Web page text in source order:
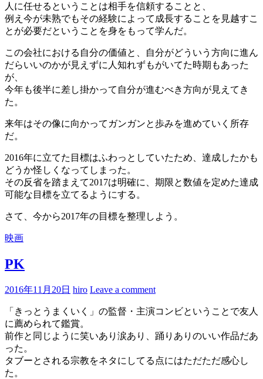
人に任せるということは相手を信頼することと、
例え今が未熟でもその経験によって成長することを見越すこ
とが必要だということを身をもって学んだ。
この会社における自分の価値と、自分がどういう方向に進ん
だらいいのかが見えずに人知れずもがいてた時期もあった
が、
今年も後半に差し掛かって自分が進むべき方向が見えてき
た。
来年はその像に向かってガンガンと歩みを進めていく所存
だ。
2016年に立てた目標はふわっとしていたため、達成したかも
どうか怪しくなってしまった。
その反省を踏まえて2017は明確に、期限と数値を定めた達成
可能な目標を立てるようにする。
さて、今から2017年の目標を整理しよう。
映画
PK
2016年11月20日 hiro Leave a comment
「きっとうまくいく」の監督・主演コンビということで友人
に薦められて鑑賞。
前作と同じように笑いあり涙あり、踊りありのいい作品だあ
った。
タブーとされる宗教をネタにしてる点にはただただ感心し
た。